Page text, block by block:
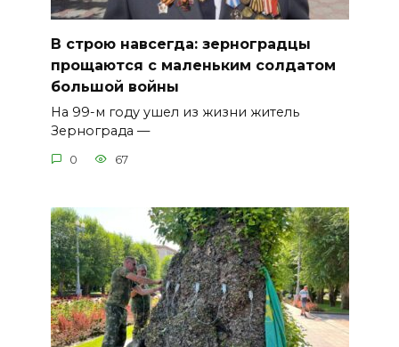
В строю навсегда: зерноградцы
прощаются с маленьким солдатом
большой войны
На 99-м году ушел из жизни житель
Зернограда —
0 67